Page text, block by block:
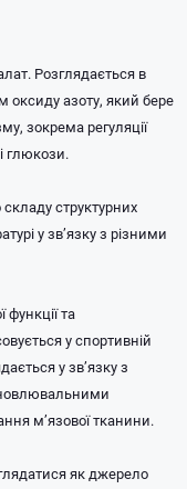
Розглядається в
оксиду азоту, який бере
зокрема регуляції
глюкози.
структурних
у зв’язку з різними
та
у спортивній
у зв’язку з
м’язової тканини.
як джерело